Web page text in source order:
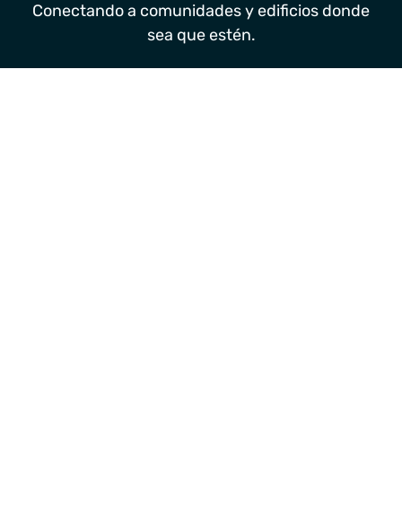
Conectando a comunidades y edificios donde
sea que estén.